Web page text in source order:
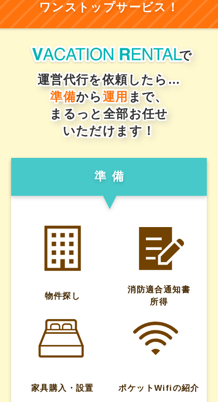
ワンストップサービス！
で
運営代行を依頼したら…
準備から運用 まで、
まるっと全部お任せ
いただけます！
準備
物件探し
消防適合通知書
所得
家具購入・設置 ポケットWifiの紹介